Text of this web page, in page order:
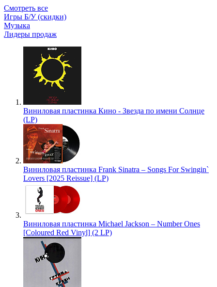
Смотреть все
Игры Б/У (скидки)
Музыка
Лидеры продаж
Виниловая пластинка Кино - Звезда по имени Солнце
(LP)
Виниловая пластинка Frank Sinatra – Songs For Swingin`
Lovers [2025 Reissue] (LP)
Виниловая пластинка Michael Jackson – Number Ones
[Coloured Red Vinyl] (2 LP)